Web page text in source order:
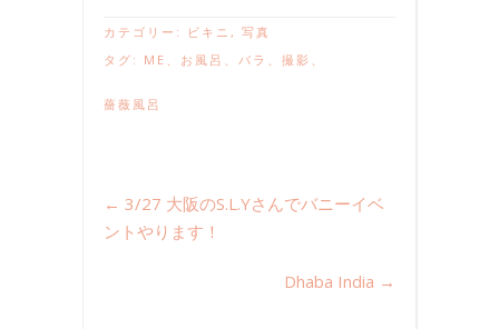
カテゴリー: ビキニ , 写真
タグ: ME 、 お風呂 、 バラ 、 撮影 、
薔薇風呂
← 3/27 大阪のS.L.Yさんでバニーイベ
ントやります！
Dhaba India →